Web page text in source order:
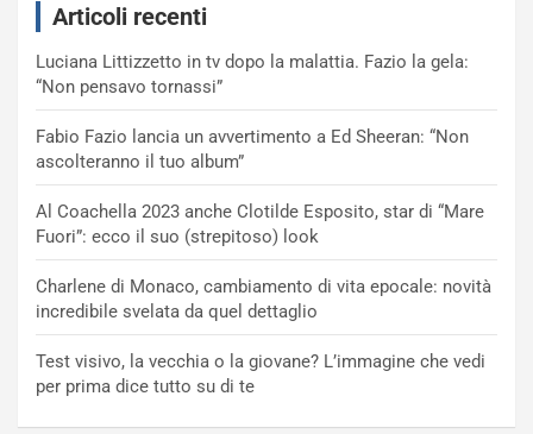
Articoli recenti
Luciana Littizzetto in tv dopo la malattia. Fazio la gela:
“Non pensavo tornassi”
Fabio Fazio lancia un avvertimento a Ed Sheeran: “Non
ascolteranno il tuo album”
Al Coachella 2023 anche Clotilde Esposito, star di “Mare
Fuori”: ecco il suo (strepitoso) look
Charlene di Monaco, cambiamento di vita epocale: novità
incredibile svelata da quel dettaglio
Test visivo, la vecchia o la giovane? L’immagine che vedi
per prima dice tutto su di te